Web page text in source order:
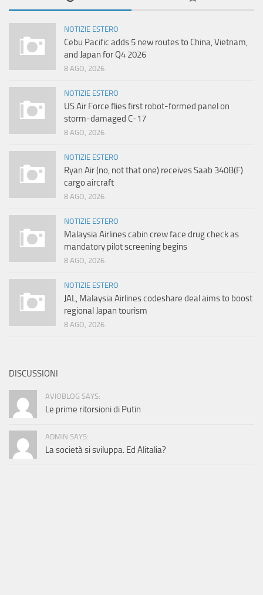
NOTIZIE ESTERO
Cebu Pacific adds 5 new routes to China, Vietnam,
and Japan for Q4 2026
8 AGO, 2026
NOTIZIE ESTERO
US Air Force flies first robot-formed panel on
storm-damaged C-17
8 AGO, 2026
NOTIZIE ESTERO
Ryan Air (no, not that one) receives Saab 340B(F)
cargo aircraft
8 AGO, 2026
NOTIZIE ESTERO
Malaysia Airlines cabin crew face drug check as
mandatory pilot screening begins
8 AGO, 2026
NOTIZIE ESTERO
JAL, Malaysia Airlines codeshare deal aims to boost
regional Japan tourism
8 AGO, 2026
DISCUSSIONI
AVIOBLOG SAYS:
Le prime ritorsioni di Putin
ADMIN SAYS:
La società si sviluppa. Ed Alitalia?